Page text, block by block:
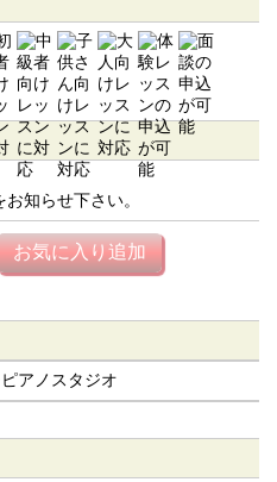
知らせ下さい。
お気に入り追加
アノスタジオ